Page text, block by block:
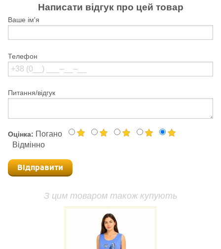
Написати відгук про цей товар
Ваше ім'я
Телефон
Питання/відгук
Оцінка: Погано
Відмінно
Відправити
З цим товаром також купують